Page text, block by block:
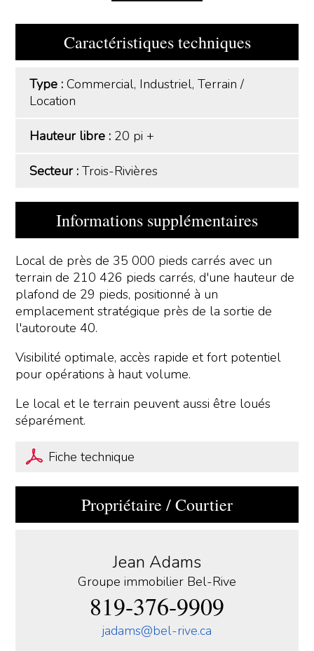
Caractéristiques techniques
Type :Commercial, Industriel, Terrain/
Location
Hauteur libre : 20 pi +
Secteur :Trois-Rivières
Informations supplémentaires
Local de près de 35 000 pieds carrés avec un
terrain de 210 426 pieds carrés, d'une hauteur de
plafond de 29 pieds, positionné à un
emplacement stratégique près de la sortie de
l'autoroute 40.
Visibilité optimale, accès rapide et fort potentiel
pour opérations à haut volume.
Le local et le terrain peuvent aussi être loués
séparément.
Fiche technique
Propriétaire / Courtier
Jean Adams
Groupe immobilier Bel-Rive
819-376-9909
jadams@bel-rive.ca